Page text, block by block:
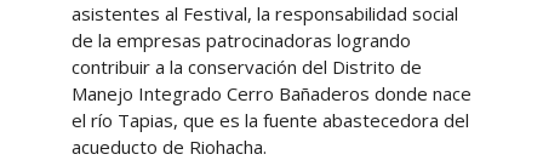
asistentes al Festival, la responsabilidad social
de la empresas patrocinadoras logrando
contribuir a la conservación del Distrito de
Manejo Integrado Cerro Bañaderos donde nace
el río Tapias, que es la fuente abastecedora del
acueducto de Riohacha.